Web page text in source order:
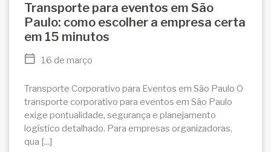
Transporte para eventos em São
Paulo: como escolher a empresa certa
em 15 minutos
16 de março
Transporte Corporativo para Eventos em São Paulo O
transporte corporativo para eventos em São Paulo
exige pontualidade, segurança e planejamento
logístico detalhado. Para empresas organizadoras,
qua [...]